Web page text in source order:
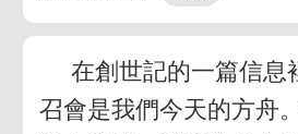
在創世記的一篇信息
召會是我們今天的方舟